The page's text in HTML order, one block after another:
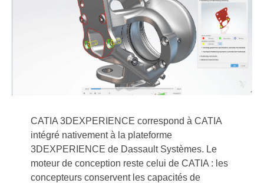
CATIA 3DEXPERIENCE correspond à CATIA
intégré nativement à la plateforme
3DEXPERIENCE de Dassault Systèmes. Le
moteur de conception reste celui de CATIA : les
concepteurs conservent les capacités de